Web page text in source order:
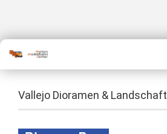
Vallejo Dioramen & Landschaft